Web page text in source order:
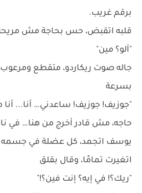
برقم غريب.
قلبه اتقبض، حس بحاجة مش
"آلو؟ مين"
جاله صوت ريكاردو، متقطع ومرعوب،
بسرعة
"جوزيف! جوزيف! ساعدني… أنا...
حاجه، مش قادر أخرج من هنا… في
يوسف اتجمد، كل عضلة في جسمه
اتغيرت تمامًا، وقال بقلق
"ريك؟! في إيه؟ إنت فين؟!"